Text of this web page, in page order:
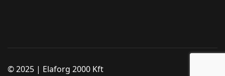
© 2025 | Elaforg 2000 Kft